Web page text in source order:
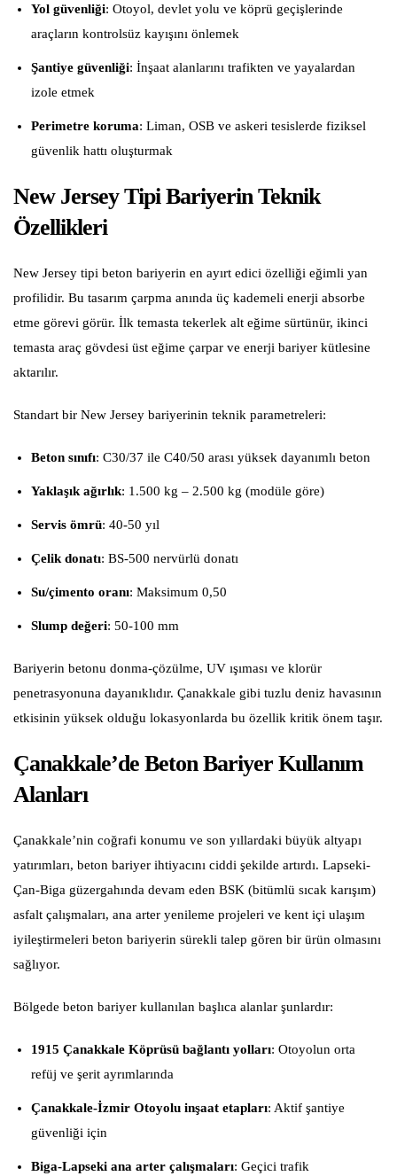
Yol güvenliği: Otoyol, devlet yolu ve köprü geçişlerinde
araçların kontrolsüz kayışını önlemek
Şantiye güvenliği: İnşaat alanlarını trafikten ve yayalardan
izole etmek
Perimetre koruma: Liman, OSB ve askeri tesislerde fiziksel
güvenlik hattı oluşturmak
New Jersey Tipi Bariyerin Teknik
Özellikleri
New Jersey tipi beton bariyerin en ayırt edici özelliği eğimli yan
profilidir. Bu tasarım çarpma anında üç kademeli enerji absorbe
etme görevi görür. İlk temasta tekerlek alt eğime sürtünür, ikinci
temasta araç gövdesi üst eğime çarpar ve enerji bariyer kütlesine
aktarılır.
Standart bir New Jersey bariyerinin teknik parametreleri:
Beton sınıfı: C30/37 ile C40/50 arası yüksek dayanımlı beton
Yaklaşık ağırlık: 1.500 kg – 2.500 kg (modüle göre)
Servis ömrü: 40-50 yıl
Çelik donatı: BS-500 nervürlü donatı
Su/çimento oranı: Maksimum 0,50
Slump değeri: 50-100 mm
Bariyerin betonu donma-çözülme, UV ışıması ve klorür
penetrasyonuna dayanıklıdır. Çanakkale gibi tuzlu deniz havasının
etkisinin yüksek olduğu lokasyonlarda bu özellik kritik önem taşır.
Çanakkale’de Beton Bariyer Kullanım
Alanları
Çanakkale’nin coğrafi konumu ve son yıllardaki büyük altyapı
yatırımları, beton bariyer ihtiyacını ciddi şekilde artırdı. Lapseki-
Çan-Biga güzergahında devam eden BSK (bitümlü sıcak karışım)
asfalt çalışmaları, ana arter yenileme projeleri ve kent içi ulaşım
iyileştirmeleri beton bariyerin sürekli talep gören bir ürün olmasını
sağlıyor.
Bölgede beton bariyer kullanılan başlıca alanlar şunlardır:
1915 Çanakkale Köprüsü bağlantı yolları: Otoyolun orta
refüj ve şerit ayrımlarında
Çanakkale-İzmir Otoyolu inşaat etapları: Aktif şantiye
güvenliği için
Biga-Lapseki ana arter çalışmaları: Geçici trafik